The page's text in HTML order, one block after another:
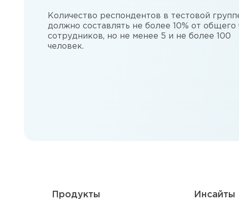
Количество респондентов в тестовой
должно составлять не более 10% от общего
сотрудников, но не менее 5 и не более 100
человек.
Продукты Инсайты